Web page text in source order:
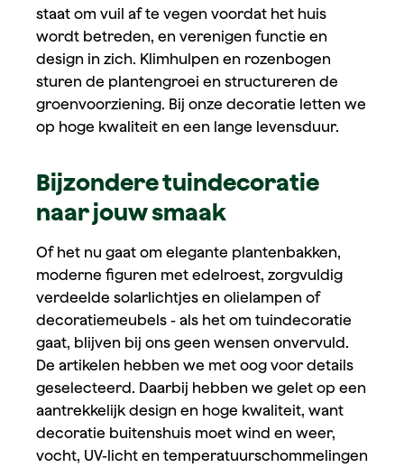
staat om vuil af te vegen voordat het huis
wordt betreden, en verenigen functie en
design in zich. Klimhulpen en rozenbogen
sturen de plantengroei en structureren de
groenvoorziening. Bij onze decoratie letten we
op hoge kwaliteit en een lange levensduur.
Bijzondere tuindecoratie
naar jouw smaak
Of het nu gaat om elegante plantenbakken,
moderne figuren met edelroest, zorgvuldig
verdeelde solarlichtjes en olielampen of
decoratiemeubels - als het om tuindecoratie
gaat, blijven bij ons geen wensen onvervuld.
De artikelen hebben we met oog voor details
geselecteerd. Daarbij hebben we gelet op een
aantrekkelijk design en hoge kwaliteit, want
decoratie buitenshuis moet wind en weer,
vocht, UV-licht en temperatuurschommelingen